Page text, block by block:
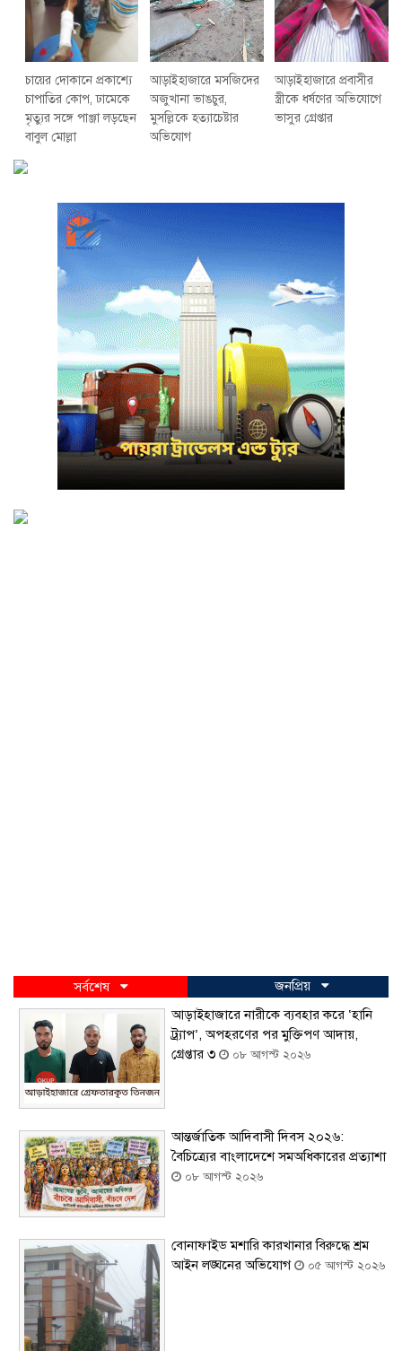
চায়ের দোকানে প্রকাশ্যে
চাপাতির কোপ, ঢামেকে
মৃত্যুর সঙ্গে পাঞ্জা লড়ছেন
বাবুল মোল্লা
আড়াইহাজারে মস‌জি‌দের
অজুখানা ভাঙচুর,
মুসল্লিকে হত্যাচেষ্টার
অভিযোগ
আড়াইহাজারে প্রবাসীর
স্ত্রীকে ধর্ষণের অভিযোগে
ভাসুর গ্রেপ্তার
সর্বশেষ
জনপ্রিয়
আড়াইহাজারে নারীকে ব্যবহার করে ‘হানি
ট্র্যাপ’, অপহরণের পর মুক্তিপণ আদায়,
গ্রেপ্তার ৩
০৮ আগস্ট ২০২৬
আন্তর্জাতিক আদিবাসী দিবস ২০২৬:
বৈচিত্র্যের বাংলাদেশে সমঅধিকারের প্রত্যাশা
০৮ আগস্ট ২০২৬
বোনাফাইড মশারি কারখানার বিরুদ্ধে শ্রম
আইন লঙ্ঘনের অভিযোগ
০৫ আগস্ট ২০২৬